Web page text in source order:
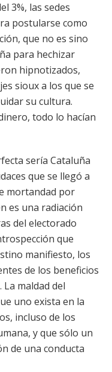
3%, las sedes
postularse como
que no es sino
para hechizar
hipnotizados,
sioux a los que se
su cultura.
todo lo hacían
sería Cataluña
que se llegó a
mortandad por
es una radiación
del electorado
que
manifiesto, los
de los beneficios
maldad del
uno exista en la
incluso de los
y que sólo un
de una conducta